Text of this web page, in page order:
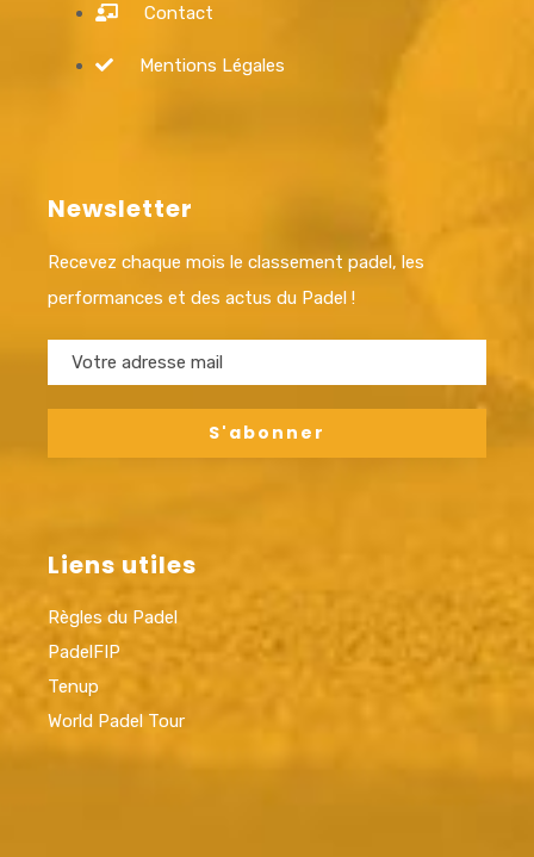
Contact
Mentions Légales
Newsletter
Recevez chaque mois le classement padel, les
performances et des actus du Padel !
Liens utiles
Règles du Padel
PadelFIP
Tenup
World Padel Tour